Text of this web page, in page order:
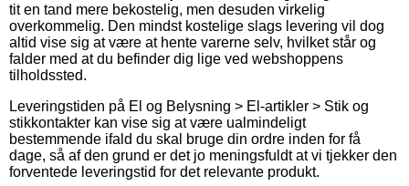
tit en tand mere bekostelig, men desuden virkelig
overkommelig. Den mindst kostelige slags levering vil dog
altid vise sig at være at hente varerne selv, hvilket står og
falder med at du befinder dig lige ved webshoppens
tilholdssted.
Leveringstiden på El og Belysning > El-artikler > Stik og
stikkontakter kan vise sig at være ualmindeligt
bestemmende ifald du skal bruge din ordre inden for få
dage, så af den grund er det jo meningsfuldt at vi tjekker den
forventede leveringstid for det relevante produkt.